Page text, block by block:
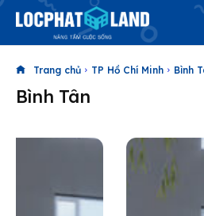
Search
& tìm kiếm nhanh chóng hơn
Trang chủ
Trang chủ TP Hồ Chí Minh Bình
Bình Tân